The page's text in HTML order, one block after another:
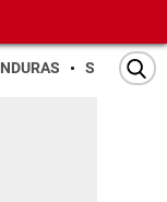
SAN PEDRO